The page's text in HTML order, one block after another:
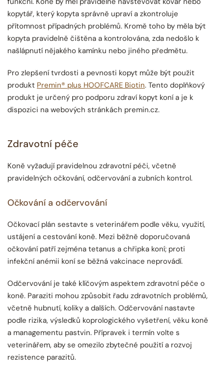
kopytář, který kopyta správně upraví a zkontroluje
přítomnost případných problémů. Kromě toho by měla být
kopyta pravidelně čištěna a kontrolována, zda nedošlo k
našlápnutí nějakého kamínku nebo jiného předmětu.
Pro zlepšení tvrdosti a pevnosti kopyt může být použit
produkt Premin® plus HOOFCARE Biotin. Tento doplňkový
produkt je určený pro podporu zdraví kopyt koní a je k
dispozici na webových stránkách premin.cz.
Zdravotní péče
Koně vyžadují pravidelnou zdravotní péči, včetně
pravidelných očkování, odčervování a zubních kontrol.
Očkování a odčervování
Očkovací plán sestavte s veterinářem podle věku, využití,
ustájení a cestování koně. Mezi běžně doporučovaná
očkování patří zejména tetanus a chřipka koní; proti
infekční anémii koní se běžná vakcinace neprovádí.
Odčervování je také klíčovým aspektem zdravotní péče o
koně. Paraziti mohou způsobit řadu zdravotních problémů,
včetně hubnutí, koliky a dalších. Odčervování nastavte
podle rizika, výsledků koprologického vyšetření, věku koně
a managementu pastvin. Přípravek i termín volte s
veterinářem, aby se omezilo zbytečné použití a rozvoj
rezistence parazitů.